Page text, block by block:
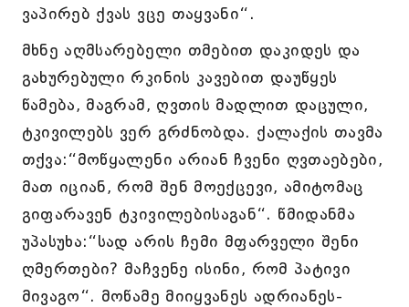
ვაპირებ ქვას ვცე თაყვანი“.
მხნე აღმსარებელი თმებით დაკიდეს და
გახურებული რკინის კავებით დაუწყეს
წამება, მაგრამ, ღვთის მადლით დაცული,
ტკივილებს ვერ გრძნობდა. ქალაქის თავმა
თქვა:“მოწყალენი არიან ჩვენი ღვთაებები,
მათ იციან, რომ შენ მოექცევი, ამიტომაც
გიფარავენ ტკივილებისაგან“. წმიდანმა
უპასუხა:“სად არის ჩემი მფარველი შენი
ღმერთები? მაჩვენე ისინი, რომ პატივი
მივაგო“. მოწამე მიიყვანეს ადრიანეს-